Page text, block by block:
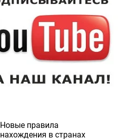
Новые правила
нахождения в странах